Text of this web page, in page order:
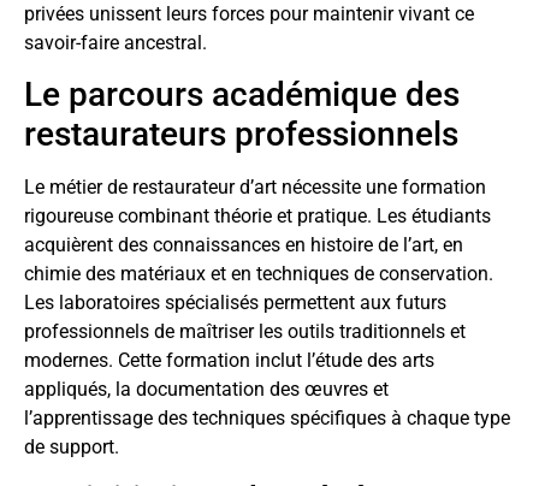
privées unissent leurs forces pour maintenir vivant ce
savoir-faire ancestral.
Le parcours académique des
restaurateurs professionnels
Le métier de restaurateur d’art nécessite une formation
rigoureuse combinant théorie et pratique. Les étudiants
acquièrent des connaissances en histoire de l’art, en
chimie des matériaux et en techniques de conservation.
Les laboratoires spécialisés permettent aux futurs
professionnels de maîtriser les outils traditionnels et
modernes. Cette formation inclut l’étude des arts
appliqués, la documentation des œuvres et
l’apprentissage des techniques spécifiques à chaque type
de support.